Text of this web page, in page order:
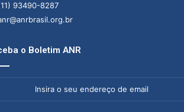
93490-8287
o Boletim ANR